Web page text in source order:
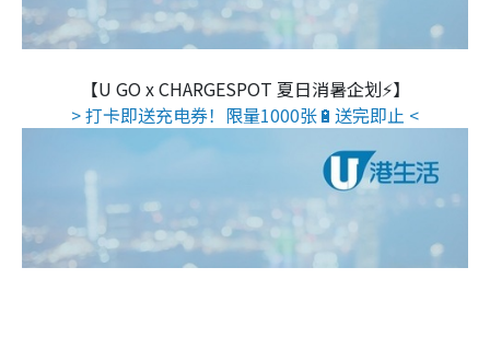
【U GO x CHARGESPOT 夏日消暑企划⚡】
> 打卡即送充电券！限量1000张🔋送完即止 <